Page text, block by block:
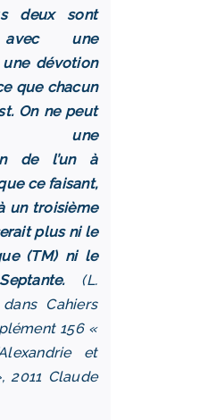
deux sont
avec une
dévotion
que chacun
On ne peut
une
de l’un à
ce faisant,
un troisième
plus ni le
(TM) ni le
(L.
Cahiers
156 «
et
2011 Claude